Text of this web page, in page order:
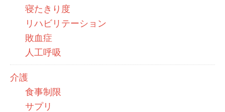
寝たきり度
リハビリテーション
敗血症
人工呼吸
介護
食事制限
サプリ